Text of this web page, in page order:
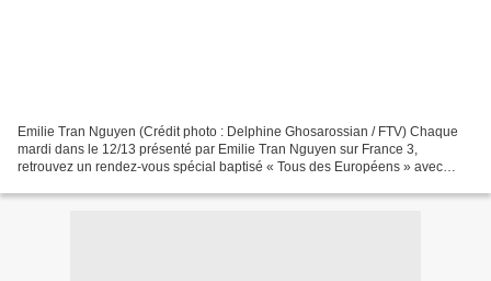
Emilie Tran Nguyen (Crédit photo : Delphine Ghosarossian / FTV) Chaque
mardi dans le 12/13 présenté par Emilie Tran Nguyen sur France 3,
retrouvez un rendez-vous spécial baptisé « Tous des Européens » avec